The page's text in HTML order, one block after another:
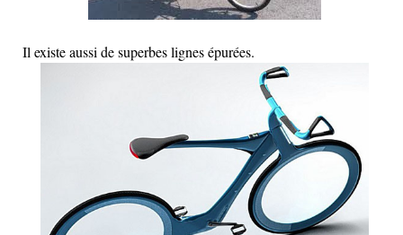
Il existe aussi de superbes lignes épurées.